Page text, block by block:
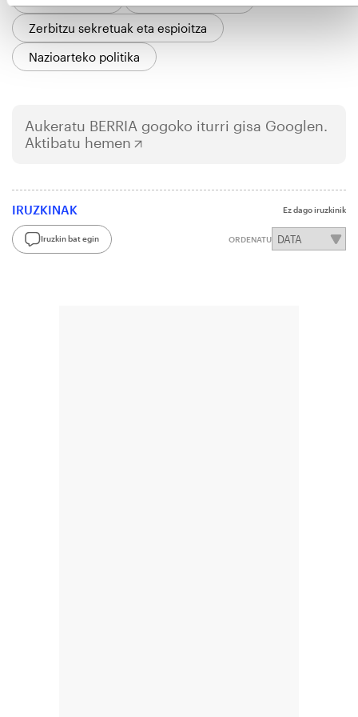
Zerbitzu sekretuak eta espioitza
Nazioarteko politika
Aukeratu BERRIA gogoko iturri gisa Googlen.
Aktibatu hemen
IRUZKINAK Ez dago iruzkinik
Iruzkin bat egin ORDENATU